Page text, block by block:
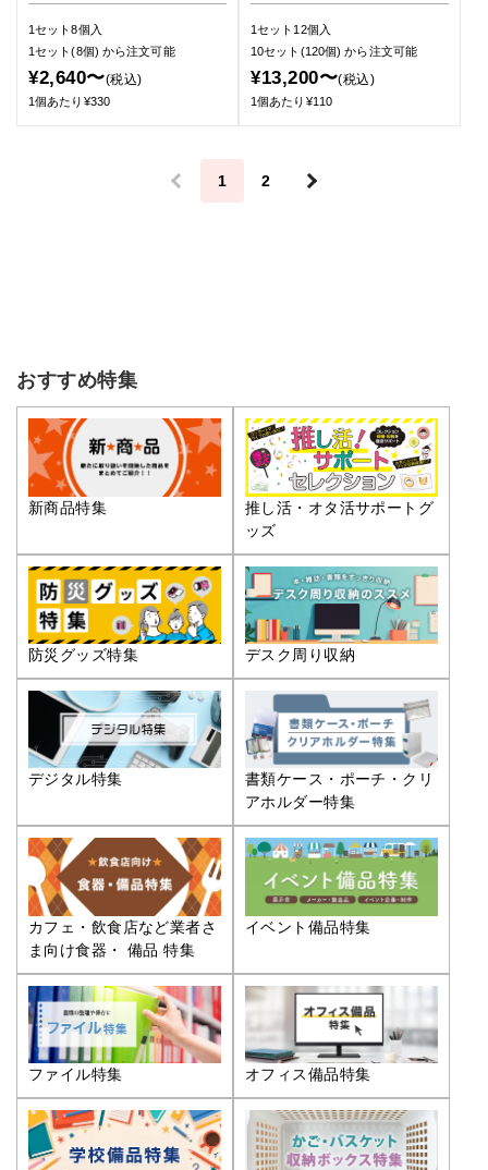
1セット8個入
1セット(8個) から注文可能
¥2,640〜(税込)
1個あたり¥330
1セット12個入
10セット(120個)から注文可能
¥13,200〜(税込)
1個あたり¥110
＜ 1 2 ＞
おすすめ特集
新商品特集
推し活・オタ活サポートグ
ッズ
防災グッズ特集 デスク周り収納
デジタル特集
書類ケース・ポーチ・クリ
アホルダー特集
カフェ・飲食店など業者さ
ま向け食器・ 備品 特集
イベント備品特集
ファイル特集 オフィス備品特集